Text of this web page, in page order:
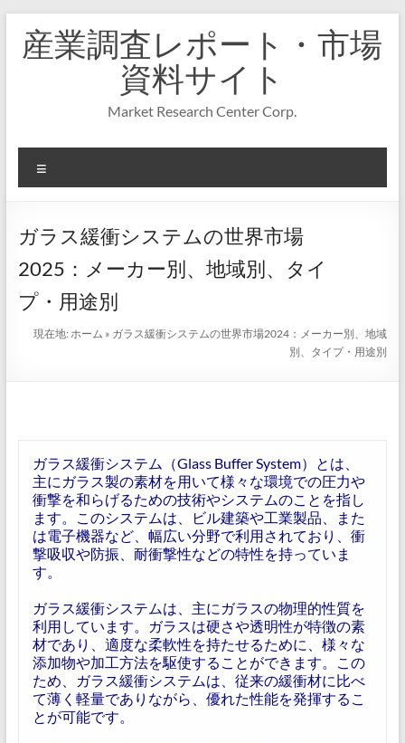
キ
プ
産業調査レポート・市場
資料サイト
Market Research Center Corp.
ニ
ー
ガラス緩衝システムの世界市場
2025：メーカー別、地域別、タイ
プ・用途別
現在地:ホーム » ガラス緩衝システムの世界市場2024：メーカー別、地域
別、タイプ・用途別
ガラス緩衝システム（Glass Buffer System）とは、
主にガラス製の素材を用いて様々な環境での圧力や
衝撃を和らげるための技術やシステムのことを指し
ます。このシステムは、ビル建築や工業製品、また
は電子機器など、幅広い分野で利用されており、衝
撃吸収や防振、耐衝撃性などの特性を持っていま
す。
ガラス緩衝システムは、主にガラスの物理的性質を
利用しています。ガラスは硬さや透明性が特徴の素
材であり、適度な柔軟性を持たせるために、様々な
添加物や加工方法を駆使することができます。この
ため、ガラス緩衝システムは、従来の緩衝材に比べ
て薄く軽量でありながら、優れた性能を発揮するこ
とが可能です。